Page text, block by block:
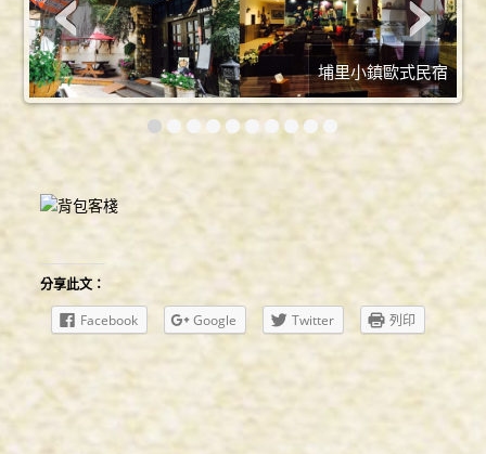
民宿介紹
埔里小鎮-agoda
埔里小鎮-完全台灣旅遊網
埔里小鎮-自在客
埔里小鎮-美美網
環境設施
客房住宿須知
線上訂房
浪漫雙人套房(標準床5*6)
埔里小鎮歐式民宿
分享此文：
Facebook Google Twitter 列印